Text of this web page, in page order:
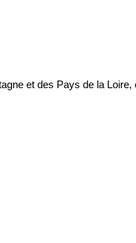
et des Pays de la